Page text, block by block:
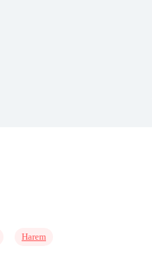
Harem